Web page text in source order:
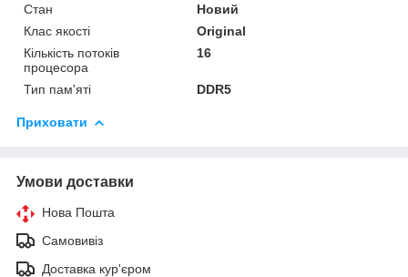
Стан
Новий
Клас якості
Original
Кількість потоків
процесора
16
Тип пам'яті DDR5
Приховати
Умови доставки
Нова Пошта
Самовивіз
Доставка кур'єром